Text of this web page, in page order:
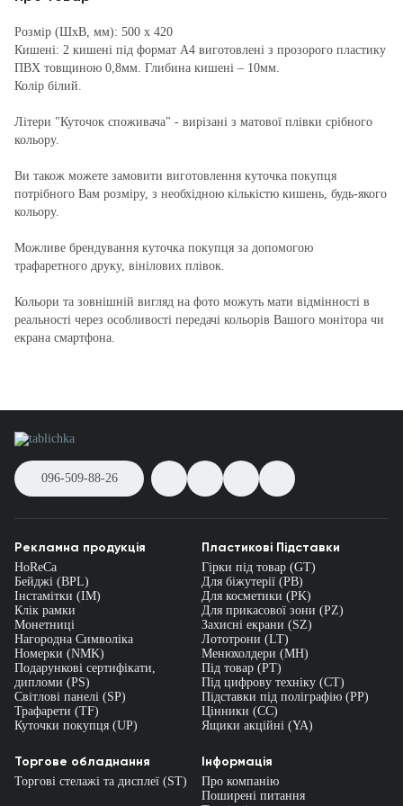
Розмір (ШхВ, мм): 500 х 420
Кишені: 2 кишені під формат А4 виготовлені з прозорого пластику
ПВХ товщиною 0,8мм. Глибина кишені – 10мм.
Колір білий.
Літери "Куточок споживача" - вирізані з матової плівки срібного
кольору.
Ви також можете замовити виготовлення куточка покупця
потрібного Вам розміру, з необхідною кількістю кишень, будь-якого
кольору.
Можливе брендування куточка покупця за допомогою
трафаретного друку, вінілових плівок.
Кольори та зовнішній вигляд на фото можуть мати відмінності в
реальності через особливості передачі кольорів Вашого монітора чи
екрана смартфона.
096-509-88-26
Рекламна продукція
HoReCa
Бейджі (BPL)
Інстамітки (IM)
Клік рамки
Монетниці
Нагородна Символіка
Номерки (NMK)
Подарункові сертифікати,
дипломи (PS)
Світлові панелі (SP)
Трафарети (TF)
Куточки покупця (UP)
Пластикові Підставки
Гірки під товар (GT)
Для біжутерії (PB)
Для косметики (PK)
Для прикасової зони (PZ)
Захисні екрани (SZ)
Лототрони (LT)
Менюхолдери (MH)
Під товар (PT)
Під цифрову техніку (CT)
Підставки під поліграфію (PP)
Цінники (СС)
Ящики акційні (YA)
Торгове обладнання
Торгові стелажі та дисплеї (ST)
Інформація
Про компанію
Поширені питання